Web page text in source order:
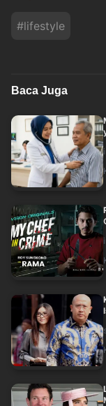
#lifestyle
Baca Juga